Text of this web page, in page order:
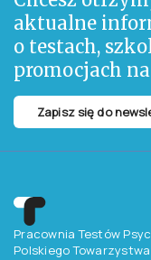
aktualne
o testach,
promocjach
Zapisz się do
Pracownia Testów
Polskiego